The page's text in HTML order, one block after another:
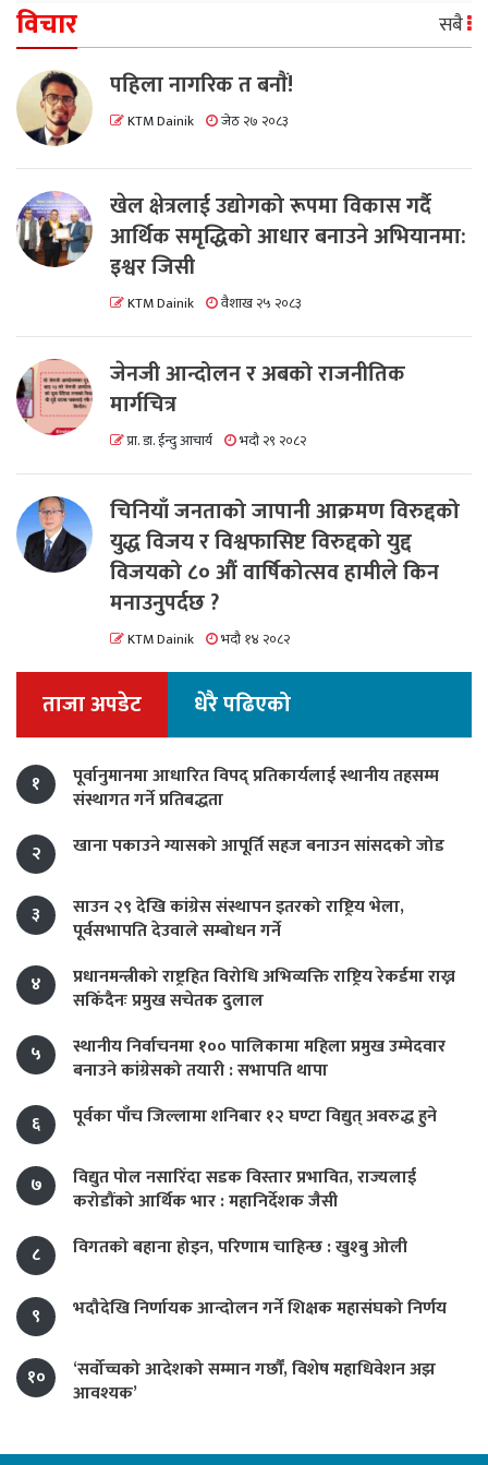
विचार सबै
पहिला नागरिक त बनाैं!
KTM Dainik जेठ २७ २०८३
खेल क्षेत्रलाई उद्योगको रूपमा विकास गर्दै
आर्थिक समृद्धिको आधार बनाउने अभियानमा:
इश्वर जिसी
KTM Dainik वैशाख २५ २०८३
जेनजी आन्दोलन र अबको राजनीतिक
मार्गचित्र
प्रा. डा. ईन्दु आचार्य भदौ २९ २०८२
चिनियाँ जनताको जापानी आक्रमण विरुद्दको
युद्ध विजय र विश्वफासिष्ट विरुद्दको युद्द
विजयको ८० औं वार्षिकोत्सव हामीले किन
मनाउनुपर्दछ ?
KTM Dainik भदौ १४ २०८२
ताजा अपडेट धेरै पढिएको
१
पूर्वानुमानमा आधारित विपद् प्रतिकार्यलाई स्थानीय तहसम्म
संस्थागत गर्ने प्रतिबद्धता
२
खाना पकाउने ग्यासको आपूर्ति सहज बनाउन सांसदको जोड
३
साउन २९ देखि कांग्रेस संस्थापन इतरको राष्ट्रिय भेला,
पूर्वसभापति देउवाले सम्बोधन गर्ने
४
प्रधानमन्त्रीको राष्ट्रहित विरोधि अभिव्यक्ति राष्ट्रिय रेकर्डमा राख्न
सकिँदैनः प्रमुख सचेतक दुलाल
५
स्थानीय निर्वाचनमा १०० पालिकामा महिला प्रमुख उम्मेदवार
बनाउने कांग्रेसको तयारी : सभापति थापा
६
पूर्वका पाँच जिल्लामा शनिबार १२ घण्टा विद्युत् अवरुद्ध हुने
७
विद्युत पोल नसारिँदा सडक विस्तार प्रभावित, राज्यलाई
करोडौंको आर्थिक भार : महानिर्देशक जैसी
८
विगतको बहाना होइन, परिणाम चाहिन्छ : खुश्बु ओली
९ भदौदेखि निर्णायक आन्दोलन गर्ने शिक्षक महासंघको निर्णय
१०
‘सर्वोच्चको आदेशको सम्मान गर्छौं, विशेष महाधिवेशन अझ
आवश्यक’